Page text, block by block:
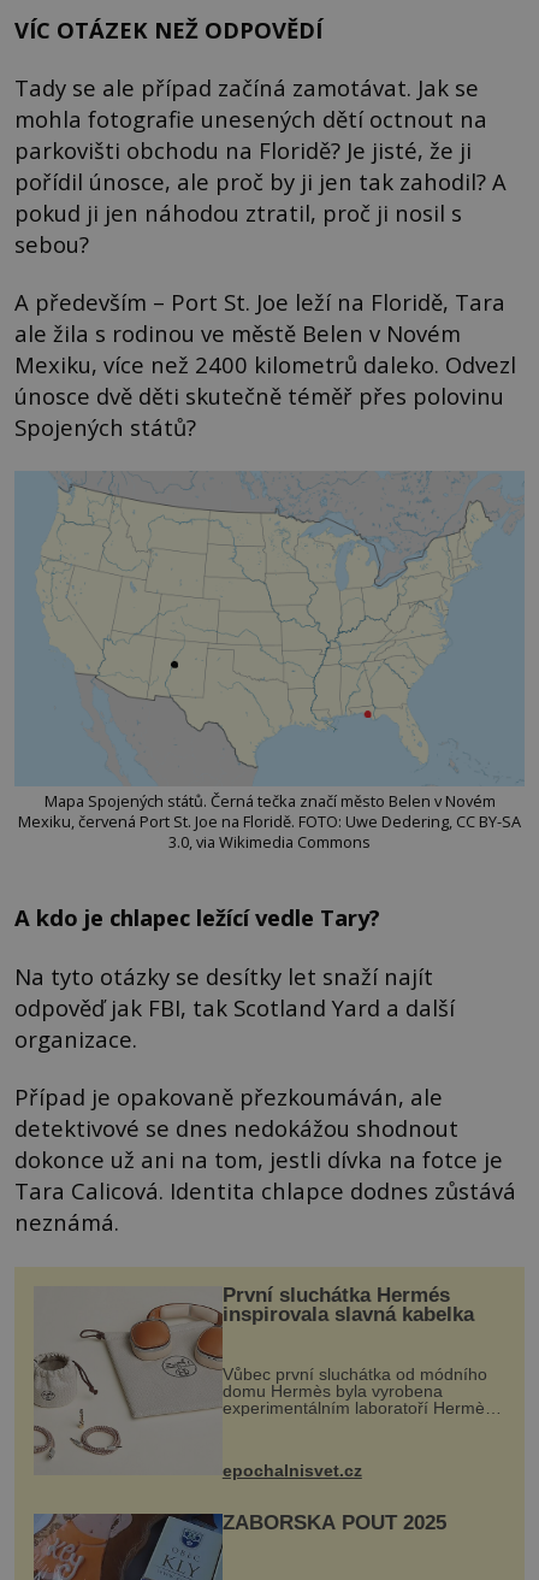
VÍC OTÁZEK NEŽ ODPOVĚDÍ
Tady se ale případ začíná zamotávat. Jak se
mohla fotografie unesených dětí octnout na
parkovišti obchodu na Floridě? Je jisté, že ji
pořídil únosce, ale proč by ji jen tak zahodil? A
pokud ji jen náhodou ztratil, proč ji nosil s
sebou?
A především – Port St. Joe leží na Floridě, Tara
ale žila s rodinou ve městě Belen v Novém
Mexiku, více než 2400 kilometrů daleko. Odvezl
únosce dvě děti skutečně téměř přes polovinu
Spojených států?
Mapa Spojených států. Černá tečka značí město Belen v Novém
Mexiku, červená Port St. Joe na Floridě. FOTO: Uwe Dedering, CC BY-SA
3.0, via Wikimedia Commons
A kdo je chlapec ležící vedle Tary?
Na tyto otázky se desítky let snaží najít
odpověď jak FBI, tak Scotland Yard a další
organizace.
Případ je opakovaně přezkoumáván, ale
detektivové se dnes nedokážou shodnout
dokonce už ani na tom, jestli dívka na fotce je
Tara Calicová. Identita chlapce dodnes zůstává
neznámá.
První sluchátka Hermés
inspirovala slavná kabelka
Vůbec první sluchátka od módního
domu Hermès byla vyrobena
experimentálním laboratoří Hermès
kovový...
epochalnisvet.cz
ZÁBOŘSKÁ POUŤ 2025